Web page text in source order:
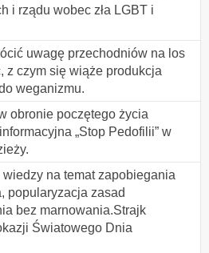
i rządu wobec zła LGBT i
uwagę przechodniów na los
z czym się wiąże produkcja
weganizmu.
obronie poczętego życia
„Stop Pedofilii” w
na temat zapobiegania
popularyzacja zasad
bez marnowania.Strajk
Światowego Dnia